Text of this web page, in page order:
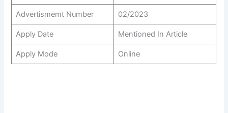
Advertismemt Number 02/2023
Apply Date Mentioned In Article
Apply Mode Online